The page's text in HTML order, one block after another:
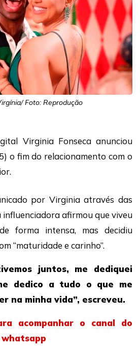
Foto: Reprodução
Virginia Fonsecaanunciou
o fim do relacionamento com o
.
por Virginia através das
influenciadora afirmou que viveu
forma intensa, mas decidiu
“maturidade e carinho”.
juntos, me dediquei
dedico a tudo o que me
na minha vida”, escreveu.
acompanhar o canal do